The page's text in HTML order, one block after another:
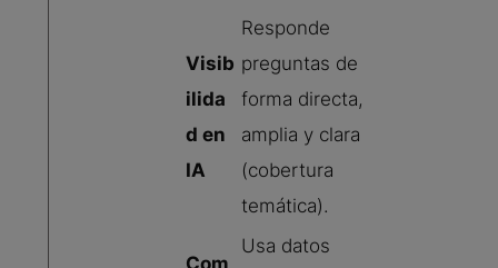
Visib
ilida
d en
IA
Responde
preguntas de
forma directa,
amplia y clara
(cobertura
temática).
Com
Usa datos